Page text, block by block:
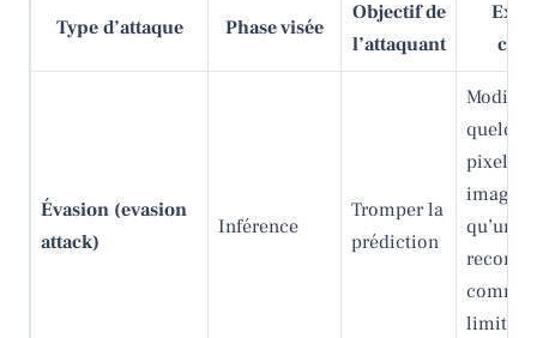
Type d’attaque Phase visée
Objectif de
l’attaquant
Évasion (evasion
attack)
Inférence
Tromper la
prédiction
Modifier
pixels
image
qu’un
reconnu
comme
limite